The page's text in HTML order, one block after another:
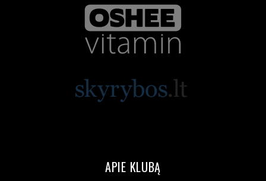
APIE KLUBĄ